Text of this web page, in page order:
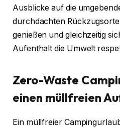
Ausblicke auf die
durchdachten
genießen und gleichzeitig
Aufenthalt die Umwelt
Zero-Waste
einen müllfreien
Ein müllfreier